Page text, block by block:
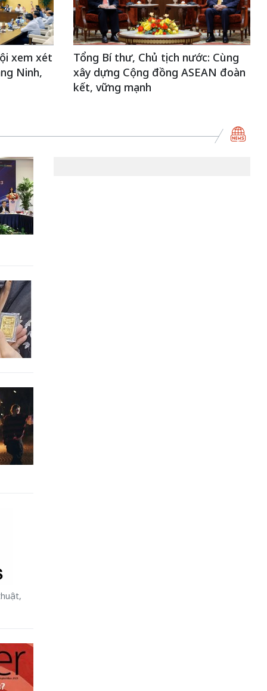
xem xét
Ninh,
Tổng Bí thư, Chủ tịch nước: Cùng
xây dựng Cộng đồng ASEAN đoàn
kết, vững mạnh